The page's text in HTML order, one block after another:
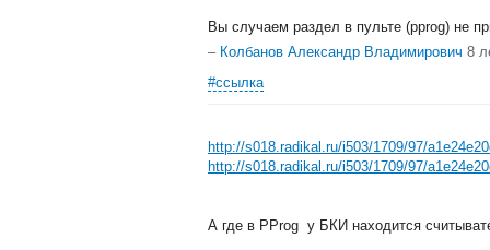
Вы случаем раздел в пульте (pprog) не
– Колбанов Александр Владимирович 8
#ссылка
http://s018.radikal.ru/i503/1709/97/
http://s018.radikal.ru/i503/1709/97/
А где в PProg у БКИ находится